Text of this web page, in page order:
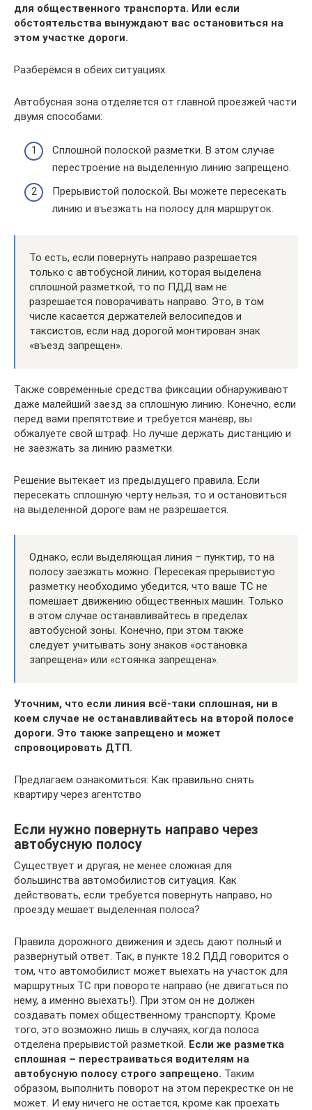
для общественного транспорта. Или если
обстоятельства вынуждают вас остановиться на
этом участке дороги.
Разберёмся в обеих ситуациях.
Автобусная зона отделяется от главной проезжей части
двумя способами:
Сплошной полоской разметки. В этом случае
перестроение на выделенную линию запрещено.
Прерывистой полоской. Вы можете пересекать
линию и въезжать на полосу для маршруток.
То есть, если повернуть направо разрешается
только с автобусной линии, которая выделена
сплошной разметкой, то по ПДД вам не
разрешается поворачивать направо. Это, в том
числе касается держателей велосипедов и
таксистов, если над дорогой монтирован знак
«въезд запрещен».
Также современные средства фиксации обнаруживают
даже малейший заезд за сплошную линию. Конечно, если
перед вами препятствие и требуется манёвр, вы
обжалуете свой штраф. Но лучше держать дистанцию и
не заезжать за линию разметки.
Решение вытекает из предыдущего правила. Если
пересекать сплошную черту нельзя, то и остановиться
на выделенной дороге вам не разрешается.
Однако, если выделяющая линия – пунктир, то на
полосу заезжать можно. Пересекая прерывистую
разметку необходимо убедится, что ваше ТС не
помешает движению общественных машин. Только
в этом случае останавливайтесь в пределах
автобусной зоны. Конечно, при этом также
следует учитывать зону знаков «остановка
запрещена» или «стоянка запрещена».
Уточним, что если линия всё-таки сплошная, ни в
коем случае не останавливайтесь на второй полосе
дороги. Это также запрещено и может
спровоцировать ДТП.
Предлагаем ознакомиться: Как правильно снять
квартиру через агентство
Если нужно повернуть направо через
автобусную полосу
Существует и другая, не менее сложная для
большинства автомобилистов ситуация. Как
действовать, если требуется повернуть направо, но
проезду мешает выделенная полоса?
Правила дорожного движения и здесь дают полный и
развернутый ответ. Так, в пункте 18.2 ПДД говорится о
том, что автомобилист может выехать на участок для
маршрутных ТС при повороте направо (не двигаться по
нему, а именно выехать!). При этом он не должен
создавать помех общественному транспорту. Кроме
того, это возможно лишь в случаях, когда полоса
отделена прерывистой разметкой. Если же разметка
сплошная – перестраиваться водителям на
автобусную полосу строго запрещено. Таким
образом, выполнить поворот на этом перекрестке он не
может. И ему ничего не остается, кроме как проехать